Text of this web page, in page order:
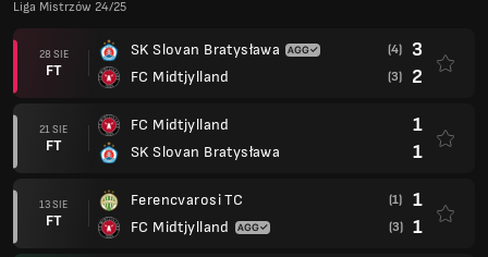
Liga Mistrzów 24/25
28 SIE
FT
SK Slovan Bratysława
FC Midtjylland
(4) 3
(3) 2
21 SIE
FT
FC Midtjylland
SK Slovan Bratysława
1
1
13 SIE
FT
Ferencvarosi TC
FC Midtjylland
(1) 1
(3) 1